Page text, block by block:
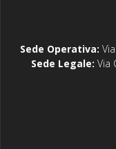
Sede Operativa:
Sede Legale: Via